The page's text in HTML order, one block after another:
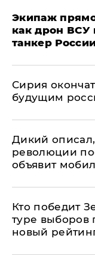
Экипаж
как дрон ВСУ
танкер
Сирия
будущим
Дикий
революции
объявит
Кто победит
туре выборов
новый